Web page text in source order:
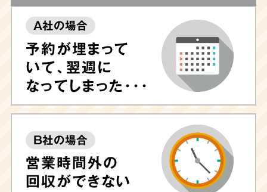
A社の場合
予約が埋まって
いて、翌週に
なってしまった･･･
B社の場合
営業時間外の
回収ができない